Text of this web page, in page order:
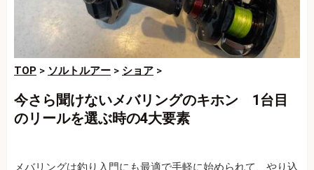
TOP > ソルトルアー > ショア >
今さら聞けないメバリングのキホン 1台目
のリールを選ぶ時の4大要素
メバリングは釣り入門にも最適で手軽に始められて、やり込